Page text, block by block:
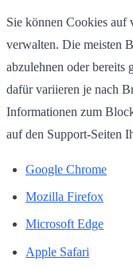
Sie können Cookies auf
verwalten. Die meisten
abzulehnen oder bereits
dafür variieren je nach
Informationen zum
auf den Support-Seiten
Google Chrome
Mozilla Firefox
Microsoft Edge
Apple Safari